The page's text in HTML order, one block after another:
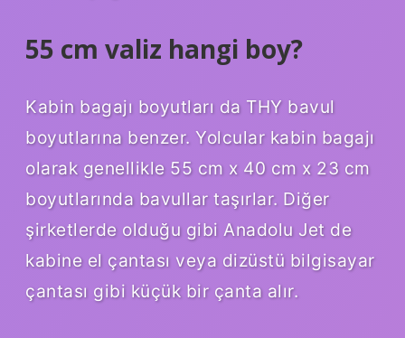
55 cm valiz hangi boy?
Kabin bagajı boyutları da THY bavul
boyutlarına benzer. Yolcular kabin bagajı
olarak genellikle 55 cm x 40 cm x 23 cm
boyutlarında bavullar taşırlar. Diğer
şirketlerde olduğu gibi Anadolu Jet de
kabine el çantası veya dizüstü bilgisayar
çantası gibi küçük bir çanta alır.